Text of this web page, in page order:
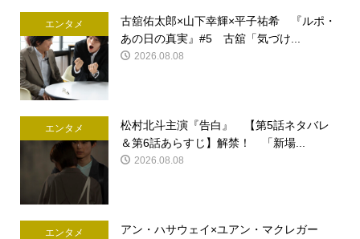
エンタメ
古舘佑太郎×山下幸輝×平子祐希 『ルポ・
あの日の真実』#5 古舘「気づけ...
2026.08.08
エンタメ
松村北斗主演『告白』 【第5話ネタバレ
＆第6話あらすじ】解禁！ 「新場...
2026.08.08
エンタメ
アン・ハサウェイ×ユアン・マクレガー